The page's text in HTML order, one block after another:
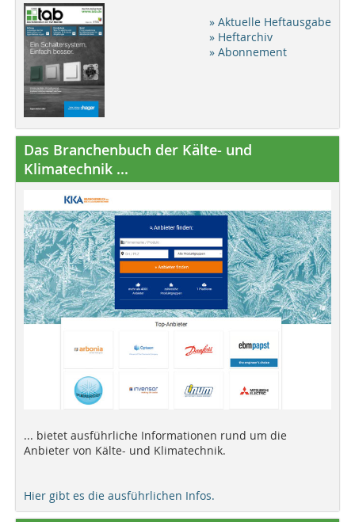
» Aktuelle Heftausgabe
» Heftarchiv
» Abonnement
Das Branchenbuch der Kälte- und
Klimatechnik ...
... bietet ausführliche Informationen rund um die
Anbieter von Kälte- und Klimatechnik.
Hier gibt es die ausführlichen Infos.